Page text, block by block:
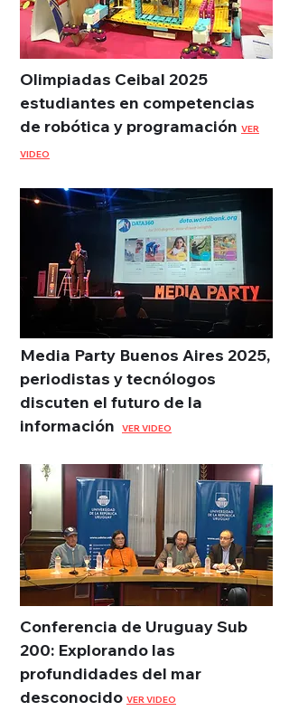
Olimpiadas Ceibal 2025
estudiantes en competencias
de robótica y programación VER
VIDEO
Media Party Buenos Aires 2025,
periodistas y tecnólogos
discuten el futuro de la
información
VER VIDEO
Conferencia de Uruguay Sub
200: Explorando las
profundidades del mar
desconocido VER VIDEO